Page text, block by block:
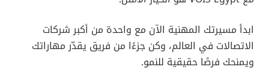
ابدأ مسيرتك المهنية الآن مع واحدة من أكبر شركات
الاتصالات في العالم، وكن جزءًا من فريق يقدّر مهاراتك
ويمنحك فرصًا حقيقية للنمو.